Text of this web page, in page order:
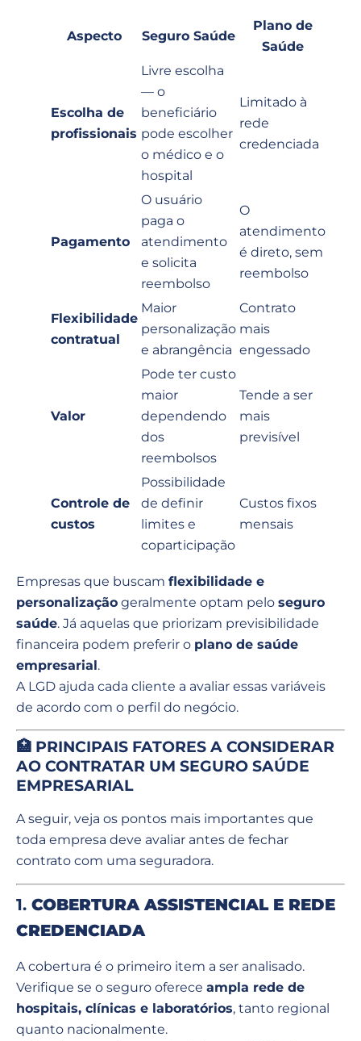
Aspecto Seguro Saúde
Plano de
Saúde
Escolha de
profissionais
Livre escolha
— o
beneficiário
pode escolher
o médico e o
hospital
Limitado à
rede
credenciada
Pagamento
O usuário
paga o
atendimento
e solicita
reembolso
O
atendimento
é direto, sem
reembolso
Flexibilidade
contratual
Maior
personalização
e abrangência
Contrato
mais
engessado
Valor
Pode ter custo
maior
dependendo
dos
reembolsos
Tende a ser
mais
previsível
Controle de
custos
Possibilidade
de definir
limites e
coparticipação
Custos fixos
mensais
Empresas que buscam flexibilidade e
personalização geralmente optam pelo seguro
saúde. Já aquelas que priorizam previsibilidade
financeira podem preferir o plano de saúde
empresarial.
A LGD ajuda cada cliente a avaliar essas variáveis
de acordo com o perfil do negócio.
🏥 PRINCIPAIS FATORES A CONSIDERAR
AO CONTRATAR UM SEGURO SAÚDE
EMPRESARIAL
A seguir, veja os pontos mais importantes que
toda empresa deve avaliar antes de fechar
contrato com uma seguradora.
1. COBERTURA ASSISTENCIAL E REDE
CREDENCIADA
A cobertura é o primeiro item a ser analisado.
Verifique se o seguro oferece ampla rede de
hospitais, clínicas e laboratórios, tanto regional
quanto nacionalmente.